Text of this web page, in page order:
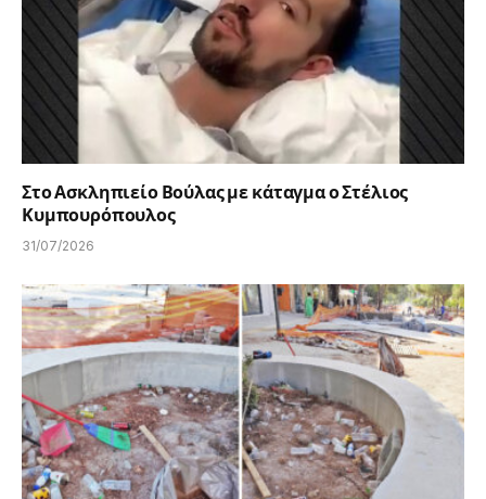
Στο Ασκληπιείο Βούλας με κάταγμα ο Στέλιος
Κυμπουρόπουλος
31/07/2026